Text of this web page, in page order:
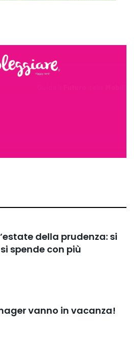
della prudenza: si
spende con più
vanno in vacanza!